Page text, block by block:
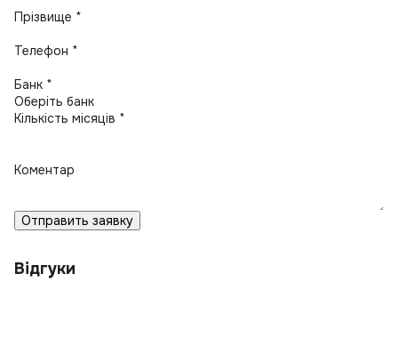
Прізвище *
Телефон *
Банк *
Кількість місяців *
Коментар
Отправить заявку
Відгуки